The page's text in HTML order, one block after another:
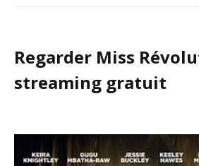
Regarder Miss
streaming gratuit